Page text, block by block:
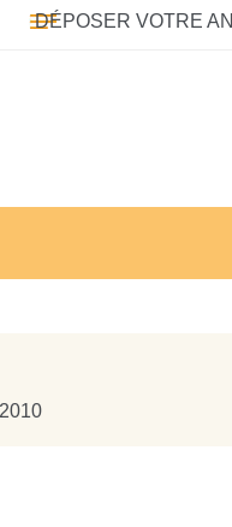
DÉPOSER VOTRE